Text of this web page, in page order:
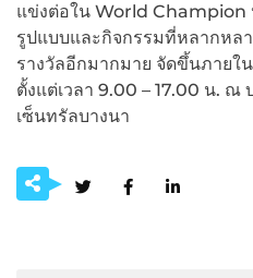
แข่งต่อใน World Champion
รูปแบบและกิจกรรมที่หลากหล
รางวัลอีกมากมาย จัดขึ้นภาย
ตั้งแต่เวลา 9.00 – 17.00 น.
เซ็นทรัลบางนา